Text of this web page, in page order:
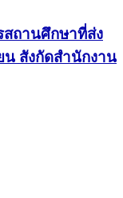
สถานศึกษาที่ส่ง
น สังกัดสำนักงาน